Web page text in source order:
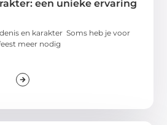
een unieke ervaring
en karakter Soms heb je voor
meer nodig